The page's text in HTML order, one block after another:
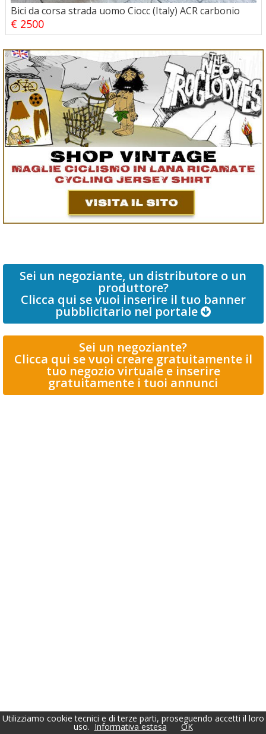
Bici da corsa strada uomo Ciocc (Italy) ACR carbonio
€ 2500
Sei un negoziante, un distributore o un
produttore?
Clicca qui se vuoi inserire il tuo banner
pubblicitario nel portale
Sei un negoziante?
Clicca qui se vuoi creare gratuitamente il
tuo negozio virtuale e inserire
gratuitamente i tuoi annunci
Utilizziamo cookie tecnici e di terze parti, proseguendo accetti il loro
uso. Informativa estesa OK